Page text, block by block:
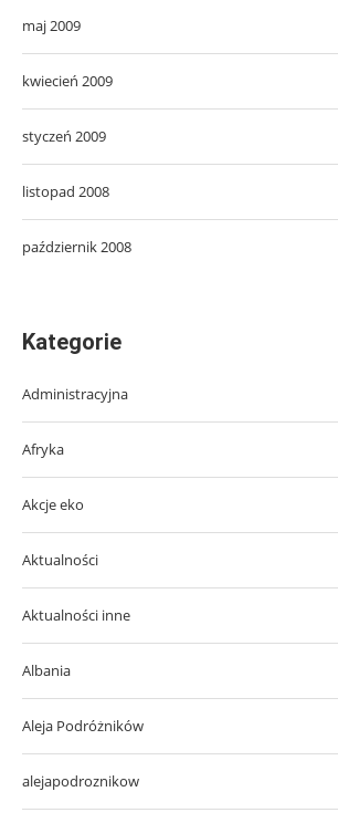
maj 2009
kwiecień 2009
styczeń 2009
listopad 2008
październik 2008
Kategorie
Administracyjna
Afryka
Akcje eko
Aktualności
Aktualności inne
Albania
Aleja Podróżników
alejapodroznikow